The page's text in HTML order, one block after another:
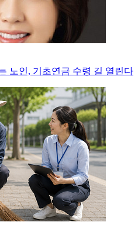
노인, 기초연금 수령 길 열린다